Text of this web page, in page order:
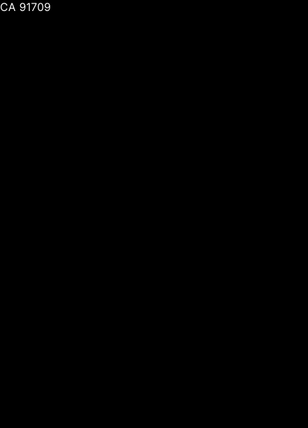
CA 91709